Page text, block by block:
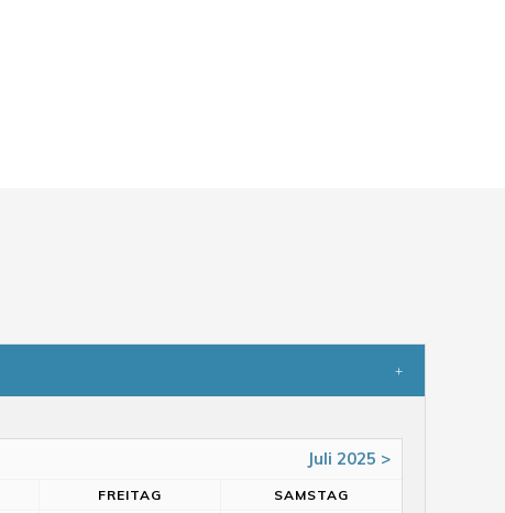
Juli 2025 >
FREITAG SAMSTAG